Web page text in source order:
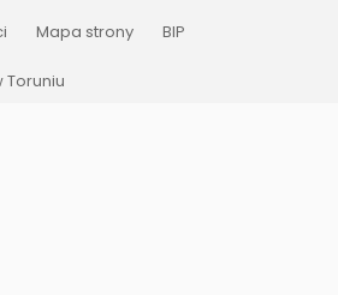
Mapa strony BIP